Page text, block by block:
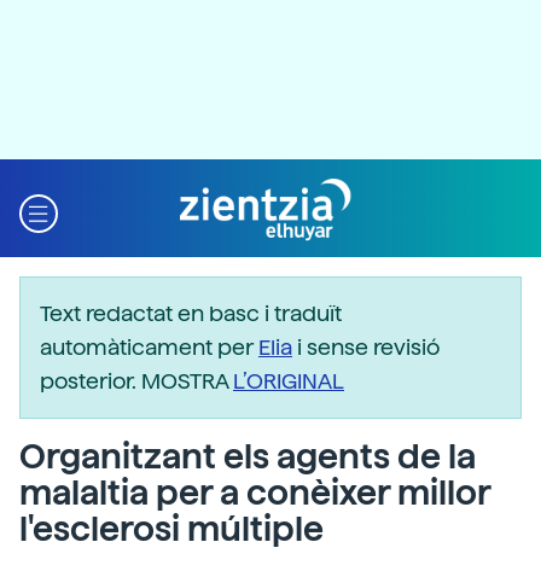
Text redactat en basc i traduït
automàticament perElia i sense revisió
posterior. MOSTRAL’ORIGINAL
Organitzant els agents de la
malaltia per a conèixer millor
l'esclerosi múltiple